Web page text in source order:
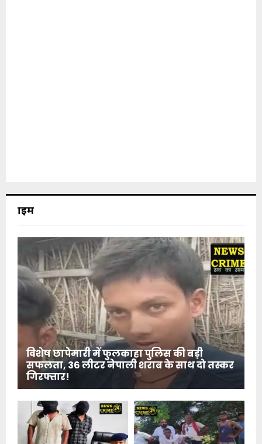
क्राइम
विशेष छापेमारी में फुलकाहा पुलिस की बड़ी
सफलता, 36 लीटर नेपाली शराब के साथ दो तस्कर
गिरफ्तार!